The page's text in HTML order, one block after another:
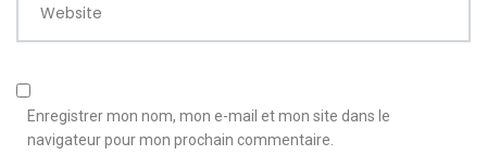
Website
Enregistrer mon nom, mon e-mail et mon site dans le
navigateur pour mon prochain commentaire.